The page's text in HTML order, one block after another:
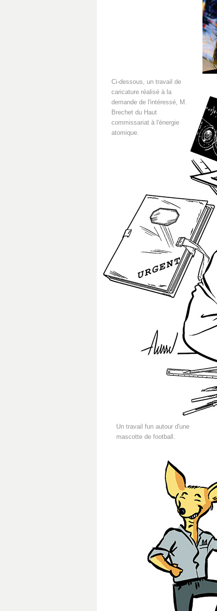
Ci-dessous, un travail de
caricature réalisé à la
demande de l'intéressé, M.
Brechet du Haut
commissariat à l'énergie
atomique.
Un travail fun autour d'une
mascotte de football.